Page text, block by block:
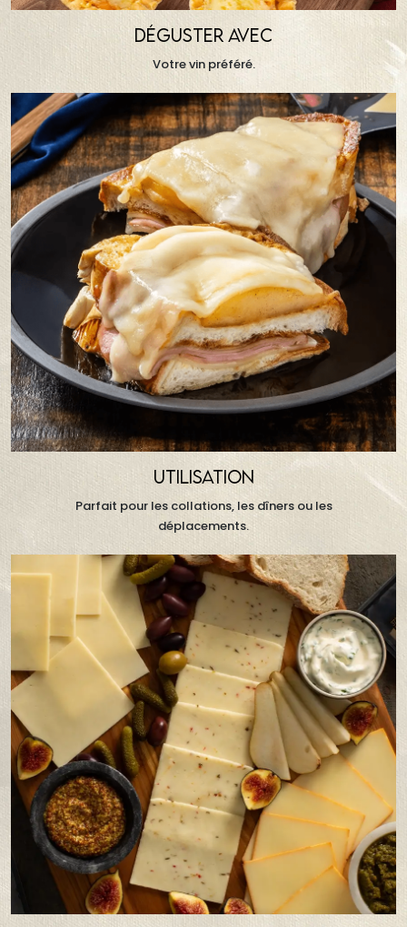
DÉGUSTER AVEC
Votre vin préféré.
UTILISATION
Parfait pour les collations, les dîners ou les
déplacements.